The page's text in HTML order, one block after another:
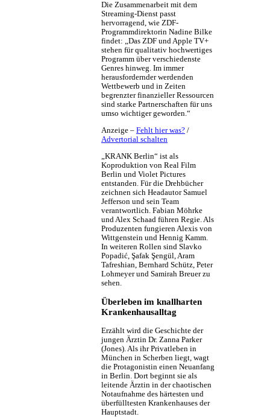
Die Zusammenarbeit mit dem
Streaming-Dienst passt
hervorragend, wie ZDF-
Programmdirektorin Nadine Bilke
findet: „Das ZDF und Apple TV+
stehen für qualitativ hochwertiges
Programm über verschiedenste
Genres hinweg. Im immer
herausfordernder werdenden
Wettbewerb und in Zeiten
begrenzter finanzieller Ressourcen
sind starke Partnerschaften für uns
umso wichtiger geworden.“
Anzeige – Fehlt hier was? /
Advertorial schalten
„KRANK Berlin“ ist als
Koproduktion von Real Film
Berlin und Violet Pictures
entstanden. Für die Drehbücher
zeichnen sich Headautor Samuel
Jefferson und sein Team
verantwortlich. Fabian Möhrke
und Alex Schaad führen Regie. Als
Produzenten fungieren Alexis von
Wittgenstein und Hennig Kamm.
In weiteren Rollen sind Slavko
Popadić, Şafak Şengül, Aram
Tafreshian, Bernhard Schütz, Peter
Lohmeyer und Samirah Breuer zu
sehen.
Überleben im knallharten
Krankenhausalltag
Erzählt wird die Geschichte der
jungen Ärztin Dr. Zanna Parker
(Jones). Als ihr Privatleben in
München in Scherben liegt, wagt
die Protagonistin einen Neuanfang
in Berlin. Dort beginnt sie als
leitende Ärztin in der chaotischen
Notaufnahme des härtesten und
überfülltesten Krankenhauses der
Hauptstadt.